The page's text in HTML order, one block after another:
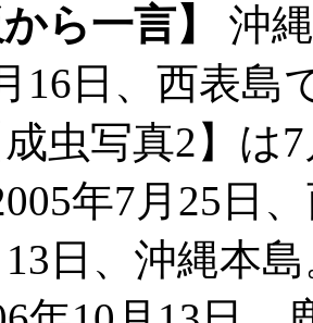
ら一言】
沖
16日、西表
虫写真2】は
年7月25日
日、沖縄本